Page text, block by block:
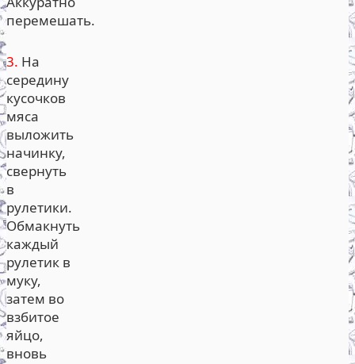
перемешать.
3. На
середину
кусочков
мяса
выложить
начинку,
свернуть
в
рулетики.
Обмакнуть
каждый
рулетик в
муку,
затем во
взбитое
яйцо,
вновь